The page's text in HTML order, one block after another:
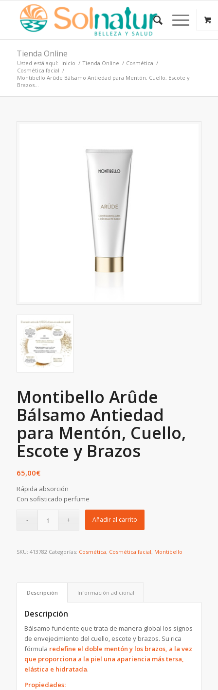
Tienda Online
Usted está aquí: Inicio / Tienda Online / Cosmética /
Cosmética facial /
Montibello Arûde Bálsamo Antiedad para Mentón, Cuello, Escote y
Brazos...
Montibello Arûde
Bálsamo Antiedad
para Mentón, Cuello,
Escote y Brazos
65,00€
Rápida absorción
Con sofisticado perfume
Añadir al carrito
SKU: 413782 Categorías: Cosmética, Cosmética facial, Montibello
Descripción Información adicional
Descripción
Bálsamo fundente que trata de manera global los signos
de envejecimiento del cuello, escote y brazos. Su rica
fórmula redefine el doble mentón y los brazos, a la vez
que proporciona a la piel una apariencia más tersa,
elástica e hidratada.
Propiedades: